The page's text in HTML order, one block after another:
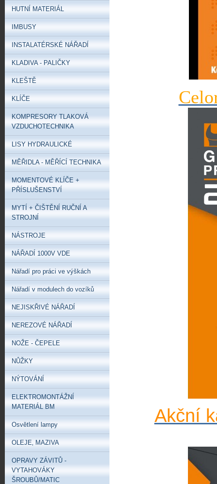
Akční
HUTNÍ MATERIÁL
IMBUSY
INSTALATÉRSKÉ NÁŘADÍ
KLADIVA - PALIČKY
KLEŠTĚ
KLÍČE
KOMPRESORY TLAKOVÁ
VZDUCHOTECHNIKA
LISY HYDRAULICKÉ
MĚŘIDLA - MĚŘÍCÍ TECHNIKA
MOMENTOVÉ KLÍČE +
PŘÍSLUŠENSTVÍ
MYTÍ + ČIŠTĚNÍ RUČNÍ A
STROJNÍ
NÁSTROJE
NÁŘADÍ 1000V VDE
Nářadí pro práci ve výškách
Nářadí v modulech do vozíků
NEJISKŘIVÉ NÁŘADÍ
NEREZOVÉ NÁŘADÍ
NOŽE - ČEPELE
NŮŽKY
NÝTOVÁNÍ
ELEKTROMONTÁŽNÍ
MATERIÁL BM
Osvětlení lampy
OLEJE‚ MAZIVA
OPRAVY ZÁVITŮ -
VYTAHOVÁKY
ŠROUBŮ/MATIC